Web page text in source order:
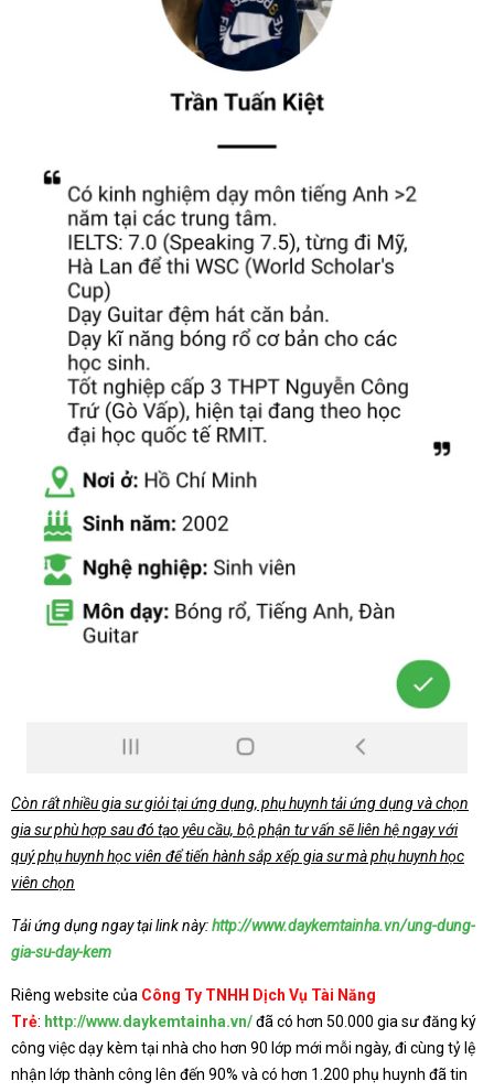
Còn rất nhiều gia sư giỏi tại ứng dụng, phụ huynh tải ứng dụng và chọn
gia sư phù hợp sau đó tạo yêu cầu, bộ phận tư vấn sẽ liên hệ ngay với
quý phụ huynh học viên để tiến hành sắp xếp gia sư mà phụ huynh học
viên chọn
Tải ứng dụng ngay tại link này:http://www.daykemtainha.vn/ung-dung-
gia-su-day-kem
Riêng website của Công Ty TNHH Dịch Vụ Tài Năng
Trẻ: http://www.daykemtainha.vn/đã có hơn 50.000 gia sư đăng ký
công việc dạy kèm tại nhà cho hơn 90 lớp mới mỗi ngày, đi cùng tỷ lệ
nhận lớp thành công lên đến 90% và có hơn 1.200 phụ huynh đã tin